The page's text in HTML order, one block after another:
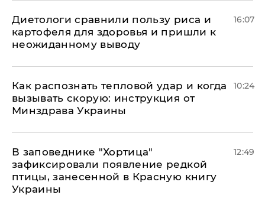
Диетологи сравнили пользу риса и
картофеля для здоровья и пришли к
неожиданному выводу
16:07
Как распознать тепловой удар и когда
вызывать скорую: инструкция от
Минздрава Украины
10:24
В заповеднике "Хортица"
зафиксировали появление редкой
птицы, занесенной в Красную книгу
Украины
12:49